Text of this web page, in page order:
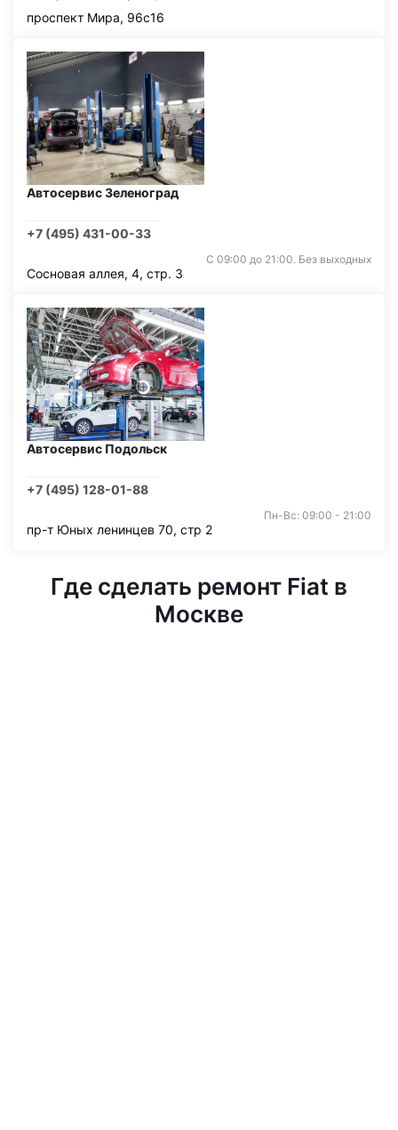
проспект Мира, 96с16
Автосервис Зеленоград
+7 (495) 431-00-33
С 09:00 до 21:00. Без выходных
Сосновая аллея, 4, стр. 3
Автосервис Подольск
+7 (495) 128-01-88
Пн-Вс: 09:00 - 21:00
пр-т Юных ленинцев 70, стр 2
Где сделать ремонт Fiat в
Москве